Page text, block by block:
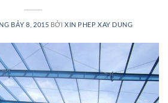
BẢY 8, 2015 BỞIXIN PHEP XAY DUNG